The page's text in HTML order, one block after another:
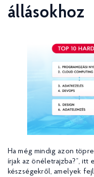
állásokhoz
Ha még mindig azon
írjak az önéletrajzba?”, itt
készségekről, amelyek